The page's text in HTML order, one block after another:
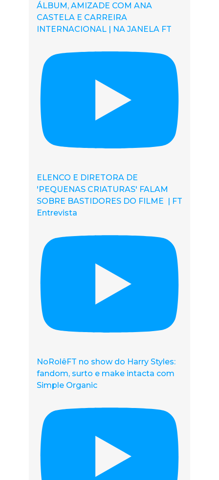
ÁLBUM, AMIZADE COM ANA
CASTELA E CARREIRA
INTERNACIONAL | NA JANELA FT
ELENCO E DIRETORA DE
'PEQUENAS CRIATURAS' FALAM
SOBRE BASTIDORES DO FILME | FT
Entrevista
NoRolêFT no show do Harry Styles:
fandom, surto e make intacta com
Simple Organic